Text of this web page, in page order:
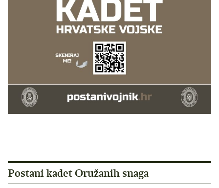
Postani kadet Oružanih snaga